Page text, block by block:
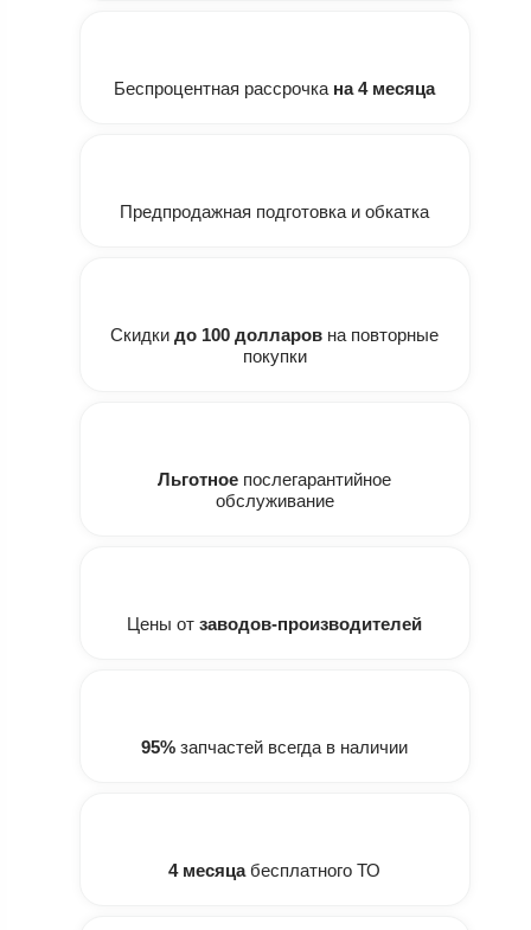
Беспроцентная рассрочка на 4 месяца
Предпродажная подготовка и обкатка
Скидкидо 100 долларов на повторные
покупки
Льготное послегарантийное
обслуживание
Цены отзаводов-производителей
95% запчастей всегда в наличии
4 месяцабесплатного ТО